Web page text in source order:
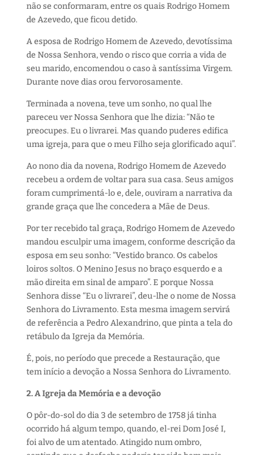
não se conformaram, entre os quais Rodrigo Homem
de Azevedo, que ficou detido.
A esposa de Rodrigo Homem de Azevedo, devotíssima
de Nossa Senhora, vendo o risco que corria a vida de
seu marido, encomendou o caso à santíssima Virgem.
Durante nove dias orou fervorosamente.
Terminada a novena, teve um sonho, no qual lhe
pareceu ver Nossa Senhora que lhe dizia: “Não te
preocupes. Eu o livrarei. Mas quando puderes edifica
uma igreja, para que o meu Filho seja glorificado aqui”.
Ao nono dia da novena, Rodrigo Homem de Azevedo
recebeu a ordem de voltar para sua casa. Seus amigos
foram cumprimentá-lo e, dele, ouviram a narrativa da
grande graça que lhe concedera a Mãe de Deus.
Por ter recebido tal graça, Rodrigo Homem de Azevedo
mandou esculpir uma imagem, conforme descrição da
esposa em seu sonho: “Vestido branco. Os cabelos
loiros soltos. O Menino Jesus no braço esquerdo e a
mão direita em sinal de amparo”. E porque Nossa
Senhora disse “Eu o livrarei”, deu-lhe o nome de Nossa
Senhora do Livramento. Esta mesma imagem servirá
de referência a Pedro Alexandrino, que pinta a tela do
retábulo da Igreja da Memória.
É, pois, no período que precede a Restauração, que
tem início a devoção a Nossa Senhora do Livramento.
2. A Igreja da Memória e a devoção
O pôr-do-sol do dia 3 de setembro de 1758 já tinha
ocorrido há algum tempo, quando, el-rei Dom José I,
foi alvo de um atentado. Atingido num ombro,